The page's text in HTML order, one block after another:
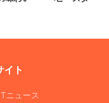
イト
ニュース